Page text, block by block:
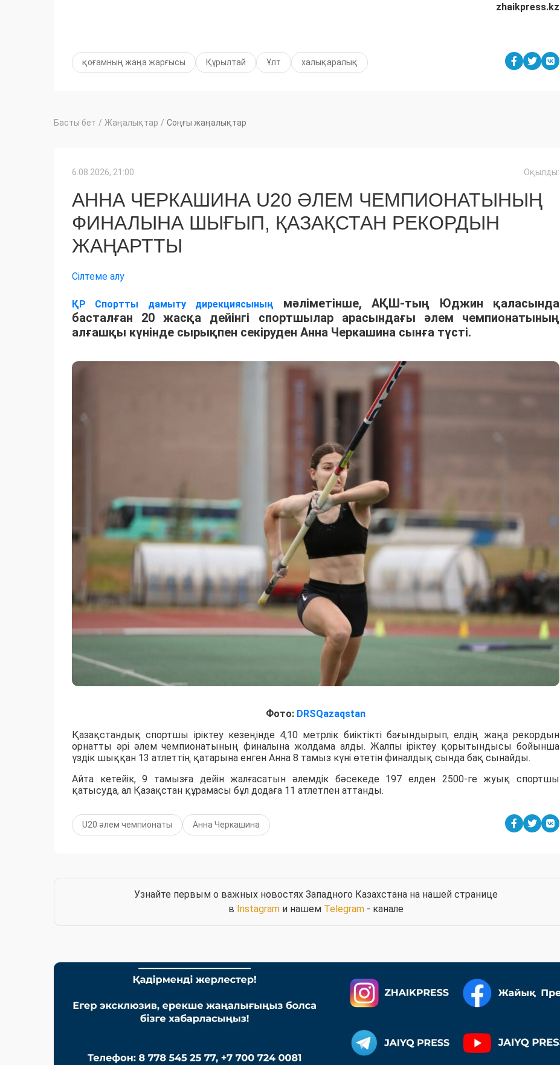
zhaikpress.kz
қоғамның жаңа жарғысы Құрылтай Ұлт халықаралық
Басты бет / Жаңалықтар / Соңғы жаңалықтар
6.08.2026, 21:00 Оқылды:
АННА ЧЕРКАШИНА U20 ӘЛЕМ ЧЕМПИОНАТЫНЫҢ
ФИНАЛЫНА ШЫҒЫП, ҚАЗАҚСТАН РЕКОРДЫН
ЖАҢАРТТЫ
Сілтеме алу
ҚР Спортты дамыту дирекциясының
мәліметінше, АҚШ-тың Юджин қаласында
басталған 20 жасқа дейінгі спортшылар арасындағы әлем чемпионатының
алғашқы күнінде сырықпен секіруден Анна Черкашина сынға түсті.
Фото: DRSQazaqstan
Қазақстандық спортшы іріктеу кезеңінде 4,10 метрлік биіктікті бағындырып, елдің жаңа рекордын
орнатты әрі әлем чемпионатының финалына жолдама алды. Жалпы іріктеу қорытындысы бойынша
үздік шыққан 13 атлеттің қатарына енген Анна 8 тамыз күні өтетін финалдық сында бақ сынайды.
Айта кетейік, 9 тамызға дейін жалғасатын әлемдік бәсекеде 197 елден 2500-ге жуық спортшы
қатысуда, ал Қазақстан құрамасы бұл додаға 11 атлетпен аттанды.
U20 әлем чемпионаты Анна Черкашина
Узнайте первым о важных новостях Западного Казахстана на нашей странице
в Instagramи нашем Telegram- канале